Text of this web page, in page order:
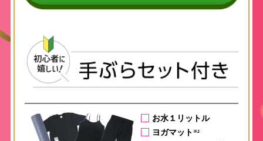
お水１リットル
ヨガマット ※2